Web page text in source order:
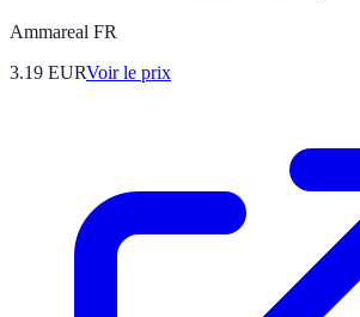
Ammareal FR
3.19 EURVoir le prix